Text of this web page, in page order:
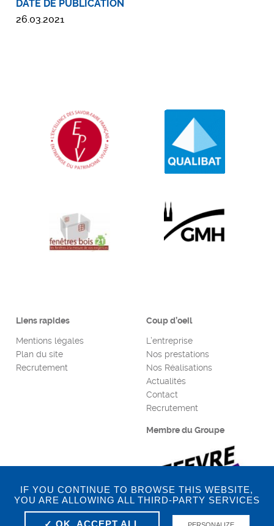
DATE DE PUBLICATION
26.03.2021
Liens rapides
Mentions légales
Plan du site
Recrutement
Coup d’oeil
L’entreprise
Nos prestations
Nos Réalisations
Actualités
Contact
Recrutement
Membre du Groupe
IF YOU CONTINUE TO BROWSE THIS WEBSITE,
YOU ARE ALLOWING ALL THIRD-PARTY SERVICES
✓ OK, ACCEPT ALL